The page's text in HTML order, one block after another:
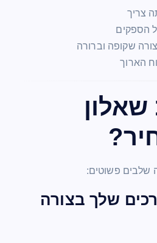
צריך
הספקים
שקופה וברורה
הארוך
שאלון
שלבים פשוטים:
שלך בצורה